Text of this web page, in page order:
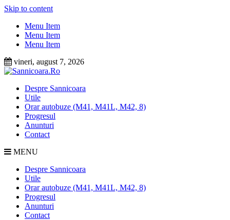
Skip to content
Menu Item
Menu Item
Menu Item
vineri, august 7, 2026
Despre Sannicoara
Utile
Orar autobuze (M41, M41L, M42, 8)
Progresul
Anunturi
Contact
MENU
Despre Sannicoara
Utile
Orar autobuze (M41, M41L, M42, 8)
Progresul
Anunturi
Contact